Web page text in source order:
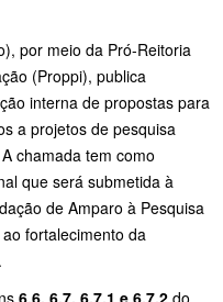
por meio da Pró-Reitoria
(Proppi), publica
interna de propostas para
a projetos de pesquisa
chamada tem como
que será submetida à
de Amparo à Pesquisa
fortalecimento da
6.6, 6.7, 6.7.1 e 6.7.2 do